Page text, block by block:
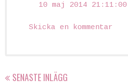
10 maj 2014 21:11:00
Skicka en kommentar
SENASTE INLÄGG